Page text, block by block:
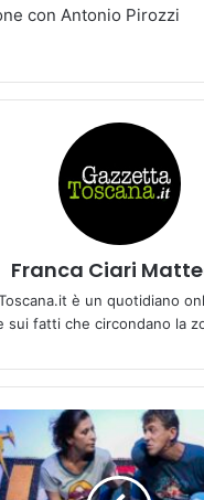
con Antonio Pirozzi
Franca Ciari
è un quotidiano
sui fatti che circondano la